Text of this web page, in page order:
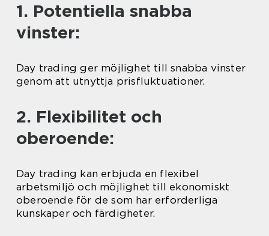
1. Potentiella snabba
vinster:
Day trading ger möjlighet till snabba vinster
genom att utnyttja prisfluktuationer.
2. Flexibilitet och
oberoende:
Day trading kan erbjuda en flexibel
arbetsmiljö och möjlighet till ekonomiskt
oberoende för de som har erforderliga
kunskaper och färdigheter.